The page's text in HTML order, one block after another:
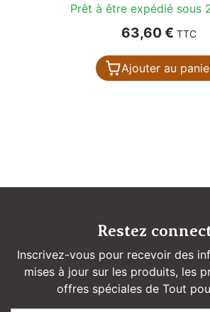
Prêt à être expédié sous
Prix
63,60 € TTC
Ajouter au
Restez
Inscrivez-vous pour recevoir des
mises à jour sur les produits, les
offres spéciales de Tout